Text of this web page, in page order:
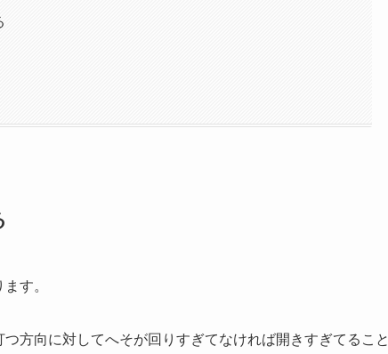
す。
方向に対してへそが回りすぎてなければ開きすぎてること